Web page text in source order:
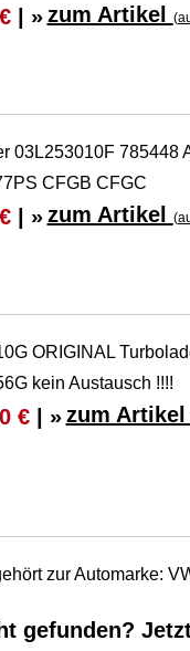
| » zum Artikel
03L253010F 785448
CFGB CFGC
| » zum Artikel
ORIGINAL
kein Austausch !!!!
€| » zum Artikel
zur Automarke:
gefunden?